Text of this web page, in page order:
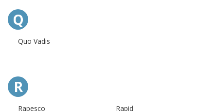
Q
Quo Vadis
R
Rapesco
Rapid